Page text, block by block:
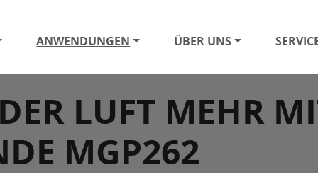
ANWENDUNGEN ÜBER UNS
LUFT MEHR
MGP262